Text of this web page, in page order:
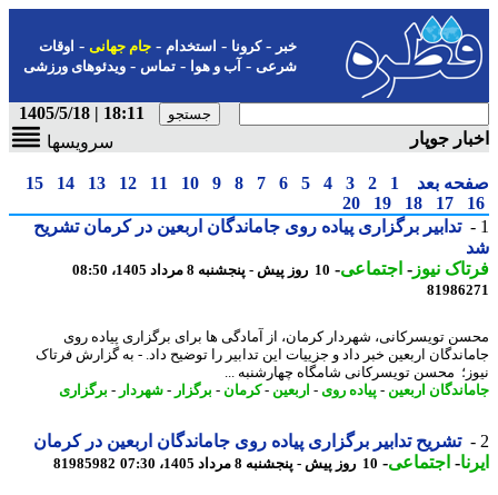
-کرونا-استخدام- جام جهانی-اوقات
شرعی-آب و هوا-تماس-ویدئوهای ورزشی
18:11 | 1405/5/18
جوپار
سرویسها
بعد 1
2
3
4
5
6
7
8
9
10
11
12
13
14
15
17
18
19
20
تدابیر برگزاری پیاده روی جاماندگان اربعین در کرمان تشریح
نیوز-اجتماعی-10 روز پیش - پنجشنبه 8 مرداد 1405، 08:50
تویسرکانی، شهردار کرمان، از آمادگی ها برای برگزاری پیاده روی
اربعین خبر داد و جزییات این تدابیر را توضیح داد. - به گزارش فرتاک
محسن تویسرکانی شامگاه چهارشنبه ...
اربعین -پیاده روی -اربعین -کرمان -برگزار - شهردار-برگزاری
تشریح تدابیر برگزاری پیاده روی جاماندگان اربعین در کرمان
-اجتماعی-10 روز پیش - پنجشنبه 8 مرداد 1405، 07:30 81985982